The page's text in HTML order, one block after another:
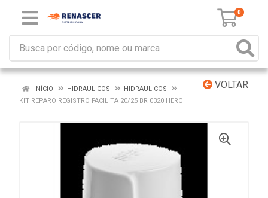
0
VOLTAR
INÍCIO HIDRAULICOS
HIDRAULICOS
KIT REPARO REGISTRO FACILITA 20/25 BR 0320 HERC